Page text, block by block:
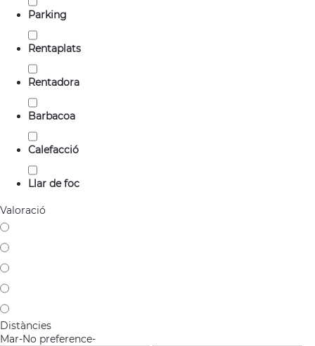
Parking
Rentaplats
Rentadora
Barbacoa
Calefacció
Llar de foc
Valoració
Distàncies
Mar-No preference-